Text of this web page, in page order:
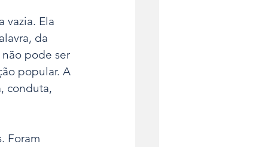
vazia. Ela
da
pode ser
popular. A
conduta,
Foram